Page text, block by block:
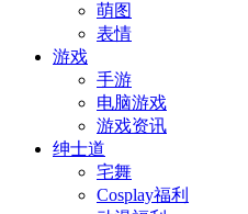
萌图
表情
游戏
手游
电脑游戏
游戏资讯
绅士道
宅舞
Cosplay福利